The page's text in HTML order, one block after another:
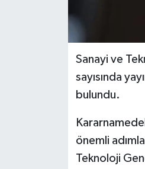
Sanayi ve
sayısında
bulundu.
önemli
Teknoloji